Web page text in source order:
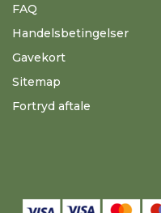
FAQ
Handelsbetingelser
Gavekort
Sitemap
Fortryd aftale